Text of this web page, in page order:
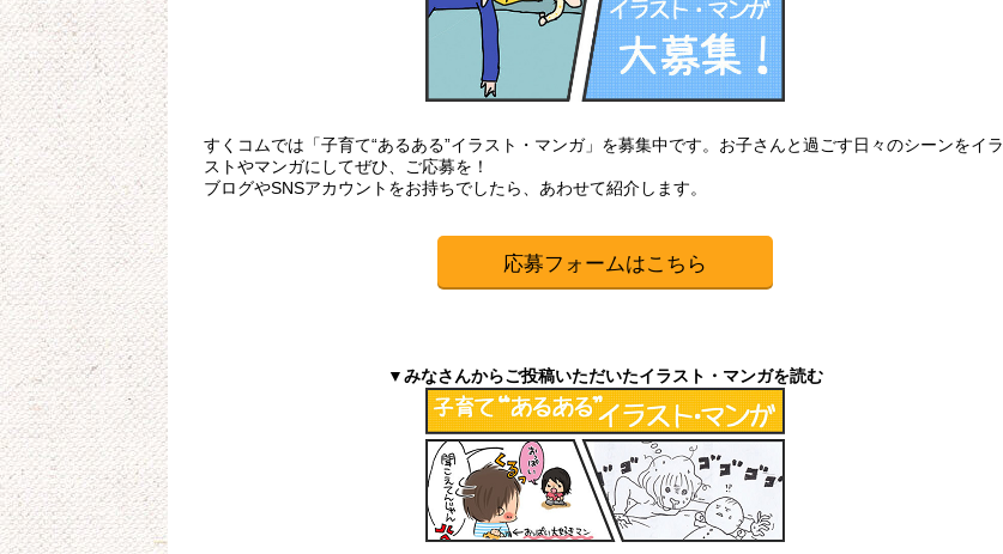
すくコムでは「子育て“あるある”イラスト・マンガ」を募集中です。お子さんと過ごす日々のシーンをイラ
ストやマンガにしてぜひ、ご応募を！
ブログやSNSアカウントをお持ちでしたら、あわせて紹介します。
応募フォームはこちら
▼みなさんからご投稿いただいたイラスト・マンガを読む